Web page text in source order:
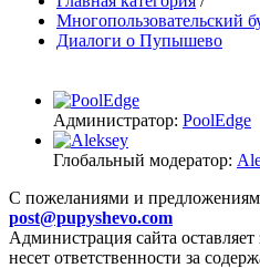
Многопользовательский
Диалоги о Пупышево
Администратор: PoolEdge
Глобальный модератор:
C пожеланиями и
post@pupyshevo.com
Администрация сайта
несет ответственности за